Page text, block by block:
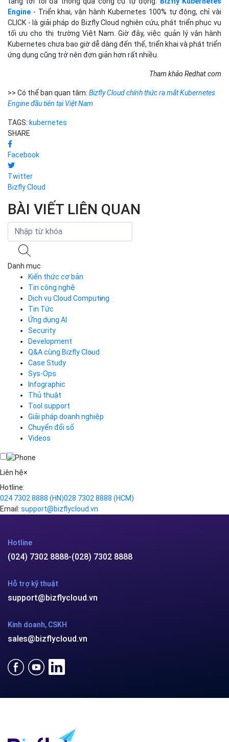
Engine - Triển khai, vận hành Kubernetes 100% tự động, chỉ vài
CLICK - là giải pháp do Bizfly Cloud nghiên cứu, phát triển phục vụ
tối ưu cho thị trường Việt Nam. Giờ đây, việc quản lý vận hành
Kubernetes chưa bao giờ dễ dàng đến thế, triển khai và phát triển
ứng dụng cũng trở nên đơn giản hơn rất nhiều.
Tham khảo Redhat.com
>> Có thể bạn quan tâm: Bizfly Cloud chính thức ra mắt Kubernetes
Engine đầu tiên tại Việt Nam
TAGS: kubernetes
SHARE
Facebook
Twitter
Bizfly Cloud
BÀI VIẾT LIÊN QUAN
Danh mục
Kiến thức cơ bản
Tin công nghệ
Dịch vụ Cloud Computing
Cloud Server
CDN
Load Balancer
Auto Scaling
Container Registry
Kubernetes
Cloud Database
Call Center
Business Email
Simple Storage
VOD
VPN
Traffic Manager
Cloud VPS
Videos
Tin Tức
Ứng dụng AI
Security
Development
Q&A cùng Bizfly Cloud
Q&A về Bizfly Cloud Server
Thao tác kết nối tới server
Videos
Q&A về Bizfly Business Email
Videos
Case Study
Sys-Ops
Infographic
Thủ thuật
Tool support
Giải pháp doanh nghiệp
Chuyển đổi số
Videos
Liên hệ×
Hotline:
024 7302 8888 (HN)028 7302 8888 (HCM)
Email: support@bizflycloud.vn
Hotline
(024) 7302 8888-(028) 7302 8888
Hỗ trợ kỹ thuật
support@bizflycloud.vn
Kinh doanh, CSKH
sales@bizflycloud.vn